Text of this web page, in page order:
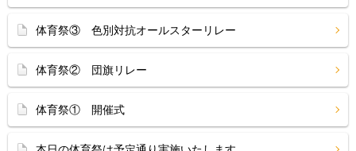
体育祭③ 色別対抗オールスターリレー
体育祭② 団旗リレー
体育祭① 開催式